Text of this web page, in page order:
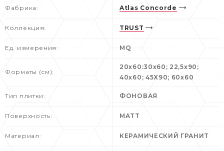
Фабрика: Atlas Concorde
Коллекция: TRUST
Ед. измерения: MQ
Форматы (см):
20x60:30x60; 22,5x90;
40x60; 45X90; 60x60
Тип плитки: ФОНОВАЯ
Поверхность: MATT
Материал: КЕРАМИЧЕСКИЙ ГРАНИТ